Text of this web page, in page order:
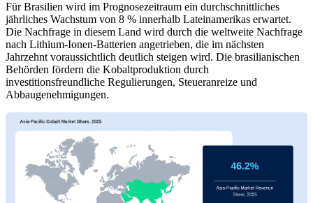
Für Brasilien wird im Prognosezeitraum ein durchschnittliches
jährliches Wachstum von 8 % innerhalb Lateinamerikas erwartet.
Die Nachfrage in diesem Land wird durch die weltweite Nachfrage
nach Lithium-Ionen-Batterien angetrieben, die im nächsten
Jahrzehnt voraussichtlich deutlich steigen wird. Die brasilianischen
Behörden fördern die Kobaltproduktion durch
investitionsfreundliche Regulierungen, Steueranreize und
Abbaugenehmigungen.